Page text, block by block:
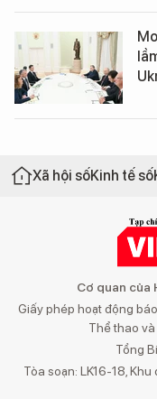
Xã hội sốKinh tế số
Cơ quan của
Giấy phép hoạt động
Thể thao
Tổng
Tòa soạn: LK16-18,